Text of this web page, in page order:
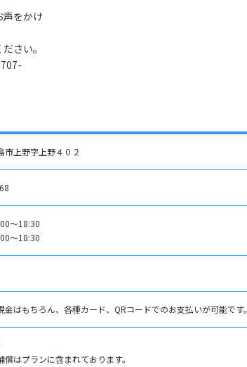
声をかけ
さい。
市上野字上野４０２
～18:30
～18:30
金はもちろん、各種カード、QRコードでのお支払いが可能です。
償はプランに含まれております。